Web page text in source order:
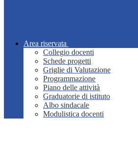
Area riservata
Collegio docenti
Schede progetti
Griglie di Valutazione
Programmazione
Piano delle attività
Graduatorie di istituto
Albo sindacale
Modulistica docenti